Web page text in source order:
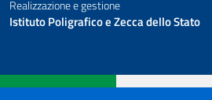
Realizzazione e gestione
Istituto Poligrafico e Zecca dello Stato